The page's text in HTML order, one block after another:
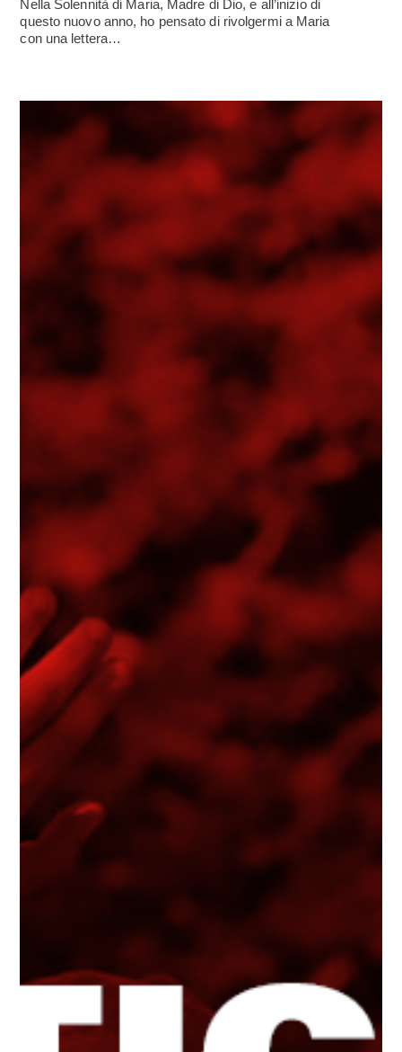
Nella Solennità di Maria, Madre di Dio, e all’inizio di
questo nuovo anno, ho pensato di rivolgermi a Maria
con una lettera…